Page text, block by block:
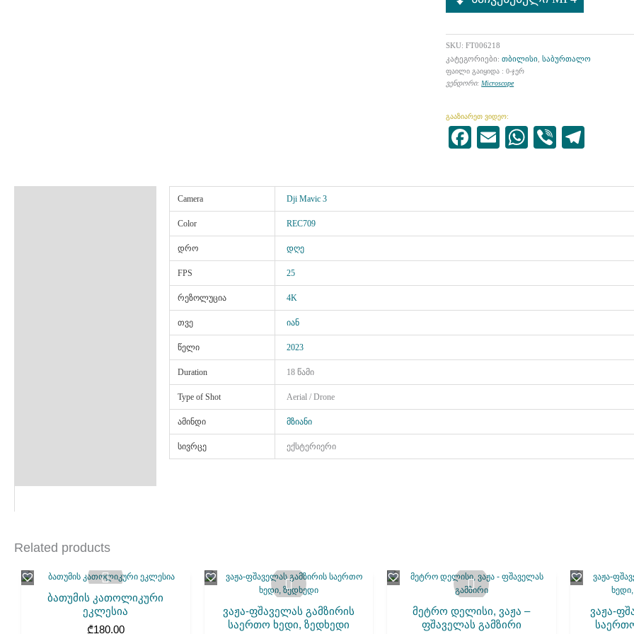
SKU:FT006218
კატეგორიები:თბილისი ,საბურთალო
ფაილი გაიყიდა : 0-ჯერ
ვენდორი: Microscope
გააზიარეთ ვიდეო:
Facebook
EmailWhatsApp
Viber
Camera Dji Mavic 3
Color REC709
დრო დღე
FPS 25
რეზოლუცია 4K
თვე იან
წელი 2023
Duration 18 წამი
Type of Shot Aerial / Drone
ამინდი მზიანი
სივრცე ექსტერიერი
Related products
ბათუმის კათოლიკური
ეკლესია
₾180.00
ვაჟა-ფშაველას გამზირის
საერთო ხედი, ზედხედი
მეტრო დელისი, ვაჟა –
ფშაველას გამზირი
ვაჟა-